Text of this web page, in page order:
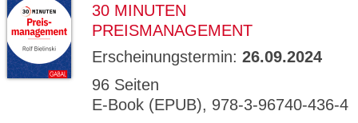
30 MINUTEN
PREISMANAGEMENT
Erscheinungstermin: 26.09.2024
96 Seiten
E-Book (EPUB), 978-3-96740-436-4